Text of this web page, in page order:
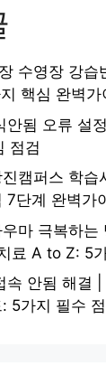
수영장 강
핵심 완벽가
안됨 오류 설
점검
캠퍼스 학습
7단계 완벽가
마 극복하
료 A to Z: 5
속 안됨 해결
5가지 필수